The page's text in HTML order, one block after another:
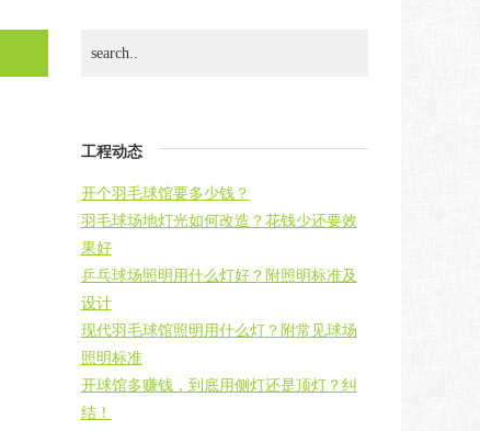
工程动态
开个羽毛球馆要多少钱？
羽毛球场地灯光如何改造？花钱少还要效
果好
乒乓球场照明用什么灯好？附照明标准及
设计
现代羽毛球馆照明用什么灯？附常见球场
照明标准
开球馆多赚钱，到底用侧灯还是顶灯？纠
结！